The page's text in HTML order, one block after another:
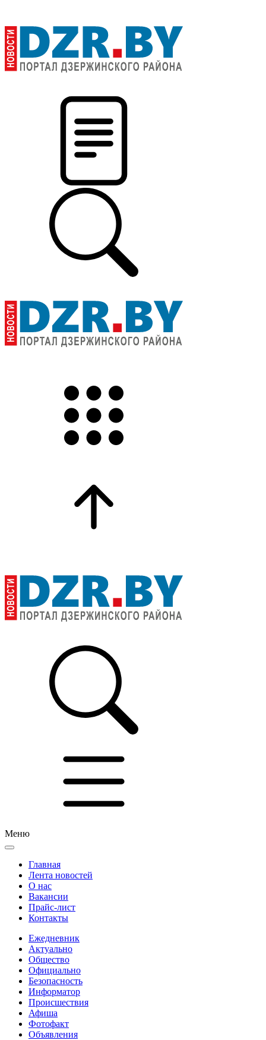
Меню
Главная
Лента новостей
О нас
Вакансии
Прайс-лист
Контакты
Ежедневник
Актуально
Общество
Официально
Безопасность
Информатор
Происшествия
Афиша
Фотофакт
Объявления